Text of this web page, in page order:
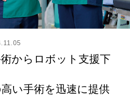
からロボット支援下
い手術を迅速に提供